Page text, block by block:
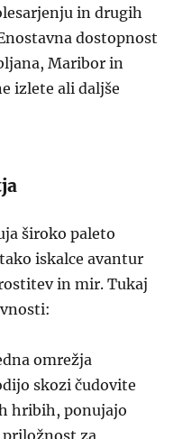
in drugih
dostopnost
Maribor in
izlete ali daljše
široko paleto
iskalce avantur
in mir. Tukaj
omrežja
skozi čudovite
hribih, ponujajo
priložnost za